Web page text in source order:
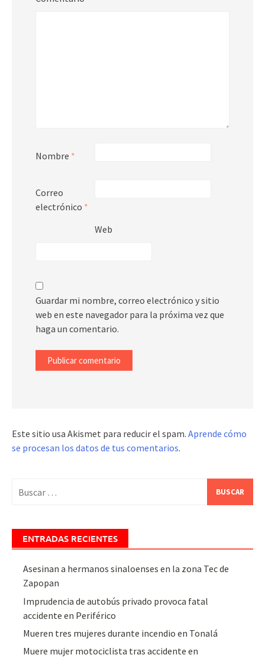
Nombre *
Correo
electrónico *
Web
Guardar mi nombre, correo electrónico y sitio
web en este navegador para la próxima vez que
haga un comentario.
Este sitio usa Akismet para reducir el spam. Aprende cómo
se procesan los datos de tus comentarios.
ENTRADAS RECIENTES
Asesinan a hermanos sinaloenses en la zona Tec de
Zapopan
Imprudencia de autobús privado provoca fatal
accidente en Periférico
Mueren tres mujeres durante incendio en Tonalá
Muere mujer motociclista tras accidente en